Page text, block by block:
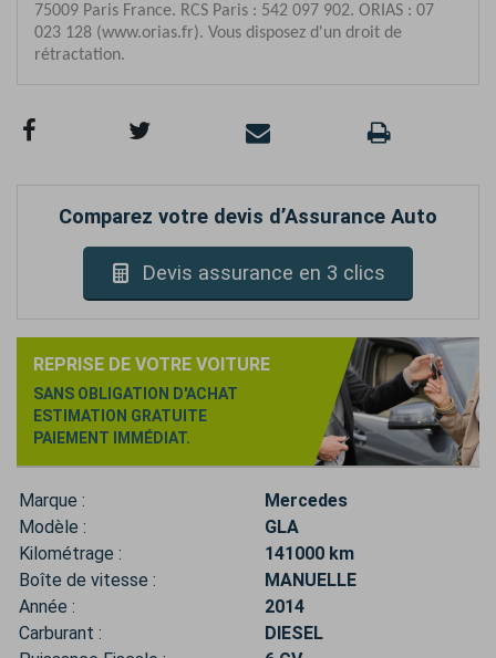
Comparez votre devis d’Assurance Auto
Devis assurance en 3 clics
REPRISE DE VOTRE VOITURE
SANS OBLIGATION D'ACHAT
ESTIMATION GRATUITE
PAIEMENT IMMÉDIAT.
Marque :
Mercedes
Modèle :
GLA
Kilométrage :
141000 km
Boîte de vitesse :
MANUELLE
Année :
2014
Carburant :
DIESEL